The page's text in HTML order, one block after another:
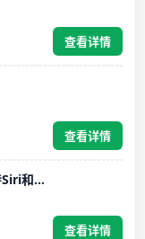
查看详情
查看详情
ios版ChatGPT大更新,支持Siri和快捷指令,Siri接入ChatGPT配置
查看详情